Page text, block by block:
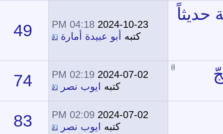
2024-10-23
04:18 PM
أبو عبيدة أمارة 49
28,324
2024-07-02
02:19 PM
74
41,621
02:09 PM
83
25,985